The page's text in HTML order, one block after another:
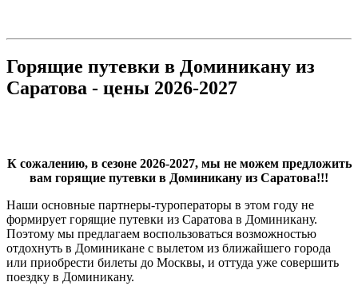
Горящие путевки в Доминикану из
Саратова - цены 2026-2027
К сожалению, в сезоне 2026-2027, мы не можем предложить
вам горящие путевки в Доминикану из Саратова!!!
Наши основные партнеры-туроператоры в этом году не
формирует горящие путевки из Саратова в Доминикану.
Поэтому мы предлагаем воспользоваться возможностью
отдохнуть в Доминикане с вылетом из ближайшего города
или приобрести билеты до Москвы, и оттуда уже совершить
поездку в Доминикану.